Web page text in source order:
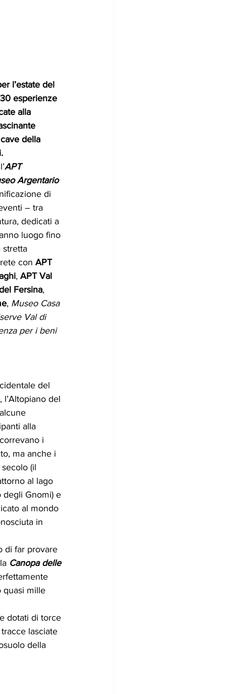
l’estate del
esperienze
alla
della
APT
Argentario
di
– tra
dedicati a
luogo fino
stretta
con APT
, APT Val
Fersina,
, Museo Casa
Val di
per i beni
del
, l’Altopiano del
alla
i
ma anche i
(il
al lago
degli Gnomi) e
al mondo
in
di far provare
Canopa delle
quasi mille
dotati di torce
lasciate
della